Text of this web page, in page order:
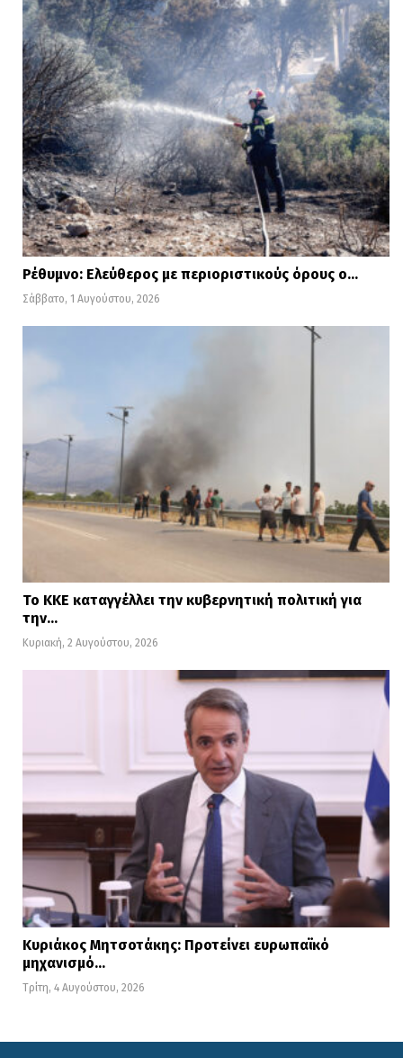
Ρέθυμνο: Ελεύθερος με περιοριστικούς όρους ο…
Σάββατο, 1 Αυγούστου, 2026
Το ΚΚΕ καταγγέλλει την κυβερνητική πολιτική για
την…
Κυριακή, 2 Αυγούστου, 2026
Κυριάκος Μητσοτάκης: Προτείνει ευρωπαϊκό
μηχανισμό…
Τρίτη, 4 Αυγούστου, 2026